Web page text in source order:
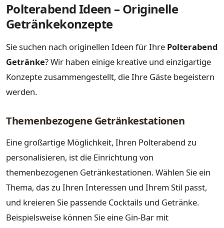
Polterabend Ideen – Originelle
Getränkekonzepte
Sie suchen nach originellen Ideen für Ihre Polterabend
Getränke? Wir haben einige kreative und einzigartige
Konzepte zusammengestellt, die Ihre Gäste begeistern
werden.
Themenbezogene Getränkestationen
Eine großartige Möglichkeit, Ihren Polterabend zu
personalisieren, ist die Einrichtung von
themenbezogenen Getränkestationen. Wählen Sie ein
Thema, das zu Ihren Interessen und Ihrem Stil passt,
und kreieren Sie passende Cocktails und Getränke.
Beispielsweise können Sie eine Gin-Bar mit